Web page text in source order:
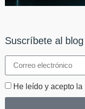
Suscríbete al blog
He leído y acepto la